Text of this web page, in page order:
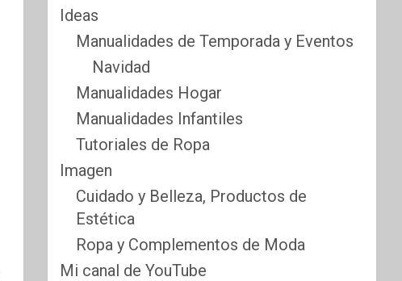
Ideas
Manualidades de Temporada y Eventos
Navidad
Manualidades Hogar
Manualidades Infantiles
Tutoriales de Ropa
Imagen
Cuidado y Belleza, Productos de
Estética
Ropa y Complementos de Moda
Mi canal de YouTube